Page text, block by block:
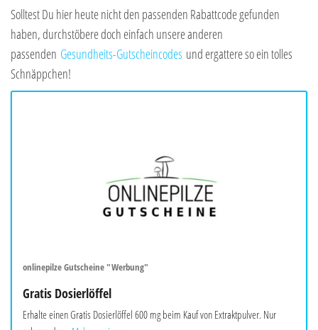
Solltest Du hier heute nicht den passenden Rabattcode gefunden
haben, durchstöbere doch einfach unsere anderen
passenden Gesundheits-Gutscheincodes und ergattere so ein tolles
Schnäppchen!
onlinepilze Gutscheine "Werbung"
Gratis Dosierlöffel
Erhalte einen Gratis Dosierlöffel 600 mg beim Kauf von Extraktpulver. Nur